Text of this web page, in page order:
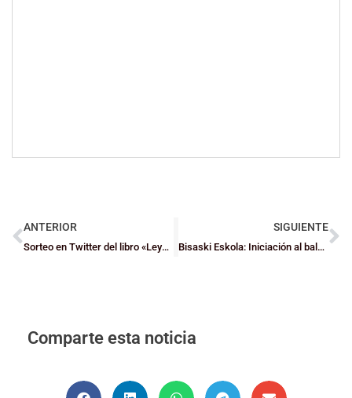
ANTERIOR
Sorteo en Twitter del libro «Leyendas del Baloncesto Vasco» de Unai Morán
SIGUIENTE
Bisaski Eskola: Iniciación al baloncesto en familia. Capítulo 6 – Sujeción y protección del balón, con Itziar Ariztimuño
Comparte esta noticia